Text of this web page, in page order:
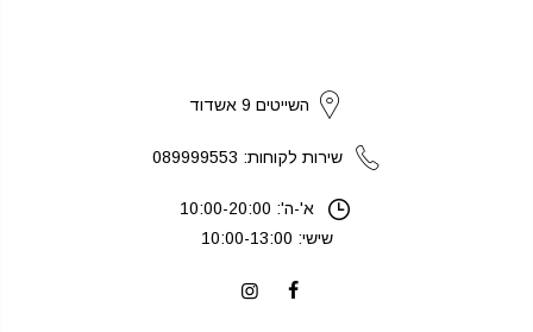
השייטים 9 אשדוד
שירות לקוחות: 089999553
א'-ה': 10:00-20:00
שישי: 10:00-13:00